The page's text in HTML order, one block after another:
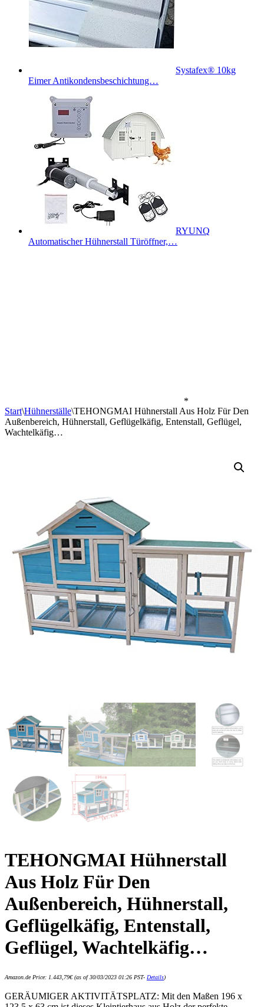
Systafex® 10kg
Eimer Antikondensbeschichtung…
RYUNQ
Automatischer Hühnerstall Türöffner,…
*
Start\Hühnerställe\TEHONGMAI Hühnerstall Aus Holz Für Den
Außenbereich, Hühnerstall, Geflügelkäfig, Entenstall, Geflügel,
Wachtelkäfig…
TEHONGMAI Hühnerstall
Aus Holz Für Den
Außenbereich, Hühnerstall,
Geflügelkäfig, Entenstall,
Geflügel, Wachtelkäfig…
Amazon.de Price: 1.443,79€(as of 30/03/2023 01:26 PST- Details)
GERÄUMIGER AKTIVITÄTSPLATZ: Mit den Maßen 196 x